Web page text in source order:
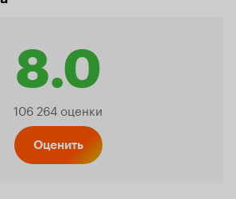
8.0
Рейтинг
106 264 оценки
Оценить